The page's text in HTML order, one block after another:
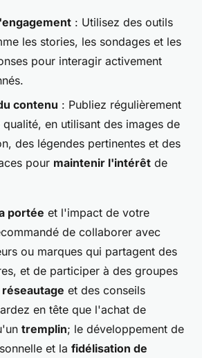
: Utilisez des outils
les stories, les sondages et les
pour interagir activement
contenu : Publiez régulièrement
en utilisant des images de
des légendes pertinentes et des
pour maintenir l'intérêt de
portée et l'impact de votre
de collaborer avec
ou marques qui partagent des
et de participer à des groupes
réseautage et des conseils
en tête que l'achat de
tremplin; le développement de
et la fidélisation de